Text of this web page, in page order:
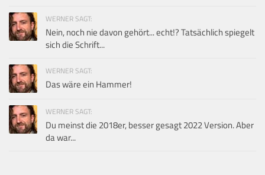
WERNER SAGT:
Nein, noch nie davon gehört... echt!? Tatsächlich spiegelt
sich die Schrift...
WERNER SAGT:
Das wäre ein Hammer!
WERNER SAGT:
Du meinst die 2018er, besser gesagt 2022 Version. Aber
da war...